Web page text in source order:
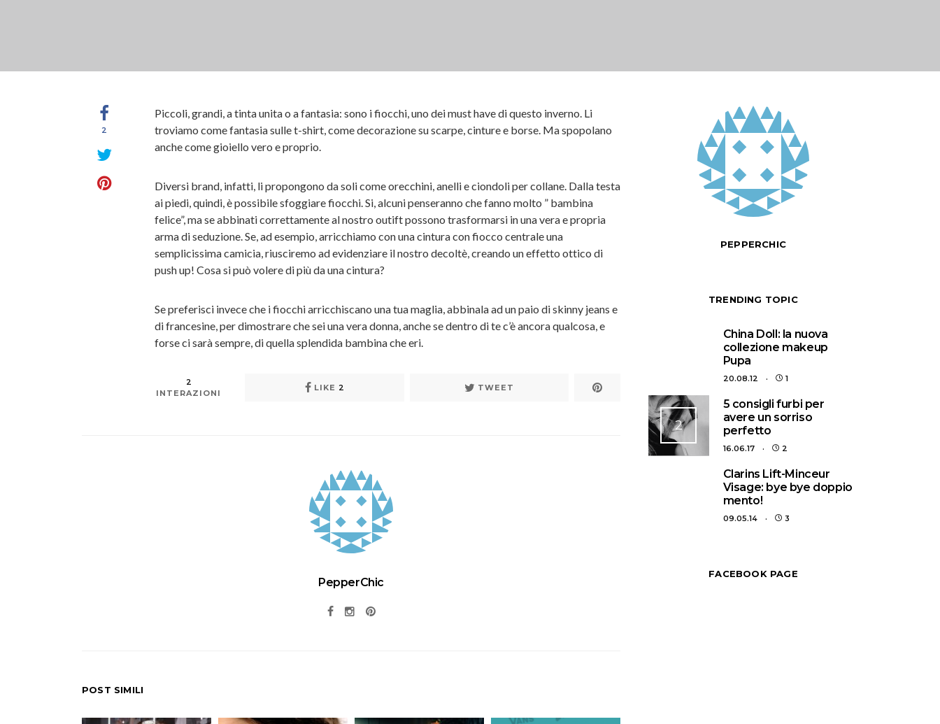
2
Piccoli, grandi, a tinta unita o a fantasia: sono i fiocchi, uno dei must have di questo inverno. Li
troviamo come fantasia sulle t-shirt, come decorazione su scarpe, cinture e borse. Ma spopolano
anche come gioiello vero e proprio.
Diversi brand, infatti, li propongono da soli come orecchini, anelli e ciondoli per collane. Dalla testa
ai piedi, quindi, è possibile sfoggiare fiocchi. Si, alcuni penseranno che fanno molto ” bambina
felice”, ma se abbinati correttamente al nostro outift possono trasformarsi in una vera e propria
arma di seduzione. Se, ad esempio, arricchiamo con una cintura con fiocco centrale una
semplicissima camicia, riusciremo ad evidenziare il nostro decoltè, creando un effetto ottico di
push up! Cosa si può volere di più da una cintura?
Se preferisci invece che i fiocchi arricchiscano una tua maglia, abbinala ad un paio di skinny jeans e
di francesine, per dimostrare che sei una vera donna, anche se dentro di te c’è ancora qualcosa, e
forse ci sarà sempre, di quella splendida bambina che eri.
2
INTERAZIONI
LIKE 2 TWEET
PepperChic
POST SIMILI
PEPPERCHIC
TRENDING TOPIC
China Doll: la nuova
collezione makeup
Pupa
20.08.12 1
2
5 consigli furbi per
avere un sorriso
perfetto
16.06.17 2
Clarins Lift-Minceur
Visage: bye bye doppio
mento!
09.05.14 3
FACEBOOK PAGE